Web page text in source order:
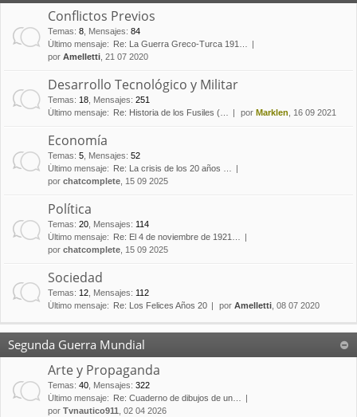
Conflictos Previos
Temas: 8 Mensajes: 84
Último mensaje:
Re: La Guerra Greco-Turca 191…
por Amelletti , 21 07 2020
Desarrollo Tecnológico y Militar
Temas: 18 Mensajes: 251
Último mensaje:
Re: Historia de los Fusiles (… por Marklen , 16 09 2021
Economía
Temas: 5 Mensajes: 52
Último mensaje:
Re: La crisis de los 20 años …
por chatcomplete , 15 09 2025
Política
Temas: 20 Mensajes: 114
Último mensaje:
Re: El 4 de noviembre de 1921…
por chatcomplete , 15 09 2025
Sociedad
Temas: 12 Mensajes: 112
Último mensaje:
Re: Los Felices Años 20 por Amelletti , 08 07 2020
Segunda Guerra Mundial
Arte y Propaganda
Temas: 40 Mensajes: 322
Último mensaje:
Re: Cuaderno de dibujos de un…
por Tvnautico911 , 02 04 2026